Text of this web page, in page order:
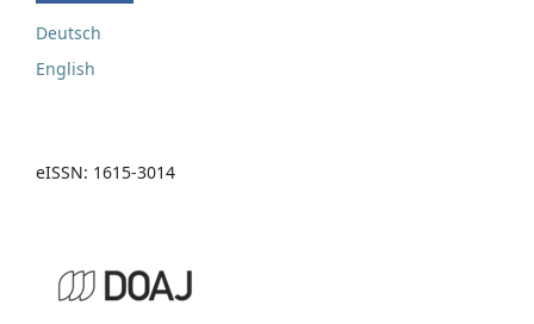
Deutsch
English
eISSN: 1615-3014